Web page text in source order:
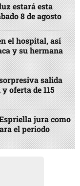
estará esta
8 de agosto
el hospital, así
y su hermana
salida
oferta de 115
jura como
el periodo